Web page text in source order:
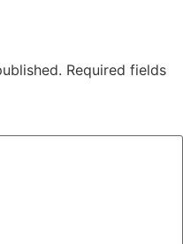
Required fields